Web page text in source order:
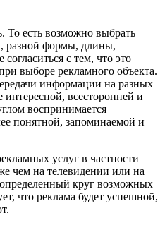
То есть возможно выбрать
разной формы, длины,
с тем, что это
выборе рекламного объекта.
информации на разных
интересной, всесторонней и
воспринимается
понятной, запоминаемой и
услуг в частности
чем на телевидении или на
круг возможных
что реклама будет успешной,